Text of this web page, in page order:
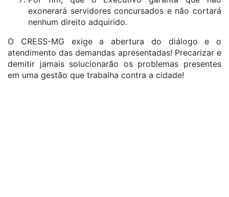
exonerará servidores concursados e não cortará
nenhum direito adquirido.
O CRESS-MG exige a abertura do diálogo e o
atendimento das demandas apresentadas! Precarizar e
demitir jamais solucionarão os problemas presentes
em uma gestão que trabalha contra a cidade!